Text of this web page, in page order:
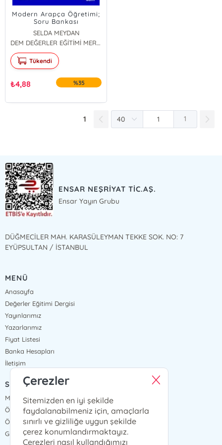
Modern Arapça Öğretimi;
Soru Bankası
SELDA MEYDAN
DEM DEĞERLER EĞİTİMİ MERKEZİ YAYINLARI
Tükendi
₺4,88 %35
1 1
ENSAR NEŞRİYAT TİC.AŞ.
Ensar Yayın Grubu
DÜĞMECİLER MAH. KARASÜLEYMAN TEKKE SOK. NO: 7
EYÜPSULTAN / İSTANBUL
MENÜ
Anasayfa
Değerler Eğitimi Dergisi
Yayınlarımız
Yazarlarımız
Fiyat Listesi
Banka Hesapları
İletişim
SÖZLEŞMELER
Mesafeli Satış Sözleşmesi
Ön Bilgilendirme Formu
Ödeme ve Teslimat
Gizlilik ve Güvenlik
Çerezler
Sitemizden en iyi şekilde
faydalanabilmeniz için, amaçlarla
sınırlı ve gizliliğe uygun şekilde
çerez konumlandırmaktayız.
Çerezleri nasıl kullandığımızı